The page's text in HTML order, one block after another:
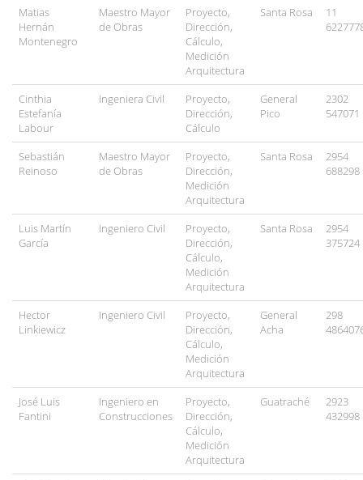
Matias
Hernán
Montenegro
Maestro Mayor
de Obras
Proyecto,
Dirección,
Cálculo,
Medición
Arquitectura
Santa Rosa
11
Cinthia
Estefanía
Labour
Ingeniera Civil
Proyecto,
Dirección,
Cálculo
General
Pico
2302
547071
Sebastián
Reinoso
Maestro Mayor
de Obras
Proyecto,
Dirección,
Medición
Arquitectura
Santa Rosa
2954
688298
Luis Martín
García
Ingeniero Civil
Proyecto,
Dirección,
Cálculo,
Medición
Arquitectura
Santa Rosa
2954
375724
Hector
Linkiewicz
Ingeniero Civil
Proyecto,
Dirección,
Cálculo,
Medición
Arquitectura
General
Acha
298
José Luis
Fantini
Ingeniero en
Construcciones
Proyecto,
Dirección,
Cálculo,
Medición
Arquitectura
Guatraché
2923
432998